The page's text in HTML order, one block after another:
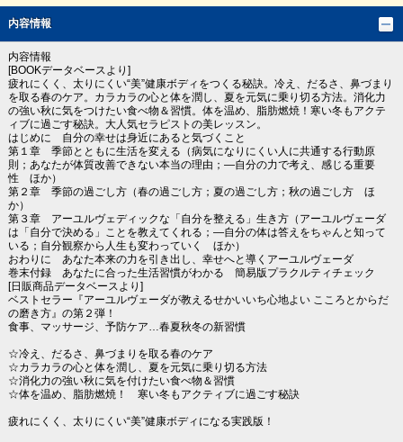
内容情報
内容情報
[BOOKデータベースより]
疲れにくく、太りにくい“美”健康ボディをつくる秘訣。冷え、だるさ、鼻づまり
を取る春のケア。カラカラの心と体を潤し、夏を元気に乗り切る方法。消化力
の強い秋に気をつけたい食べ物＆習慣。体を温め、脂肪燃焼！寒い冬もアクテ
ィブに過ごす秘訣。大人気セラピストの美レッスン。
はじめに 自分の幸せは身近にあると気づくこと
第１章 季節とともに生活を変える（病気になりにくい人に共通する行動原
則；あなたが体質改善できない本当の理由；―自分の力で考え、感じる重要
性 ほか）
第２章 季節の過ごし方（春の過ごし方；夏の過ごし方；秋の過ごし方 ほ
か）
第３章 アーユルヴェディックな「自分を整える」生き方（アーユルヴェーダ
は「自分で決める」ことを教えてくれる；―自分の体は答えをちゃんと知って
いる；自分観察から人生も変わっていく ほか）
おわりに あなた本来の力を引き出し、幸せへと導くアーユルヴェーダ
巻末付録 あなたに合った生活習慣がわかる 簡易版プラクルティチェック
[日販商品データベースより]
ベストセラー『アーユルヴェーダが教えるせかいいち心地よい こころとからだ
の磨き方』の第２弾！
食事、マッサージ、予防ケア…春夏秋冬の新習慣
☆冷え、だるさ、鼻づまりを取る春のケア
☆カラカラの心と体を潤し、夏を元気に乗り切る方法
☆消化力の強い秋に気を付けたい食べ物＆習慣
☆体を温め、脂肪燃焼！ 寒い冬もアクティブに過ごす秘訣
疲れにくく、太りにくい“美”健康ボディになる実践版！